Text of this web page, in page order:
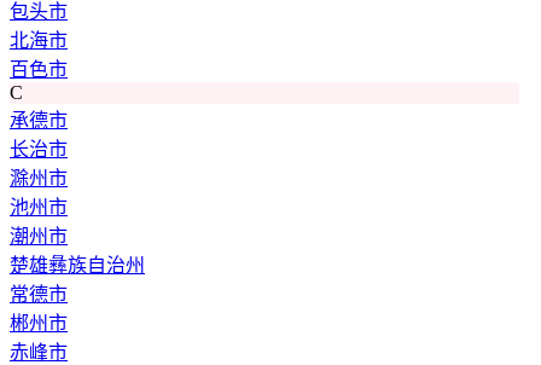
包头市
北海市
百色市
C
承德市
长治市
滁州市
池州市
潮州市
楚雄彝族自治州
常德市
郴州市
赤峰市